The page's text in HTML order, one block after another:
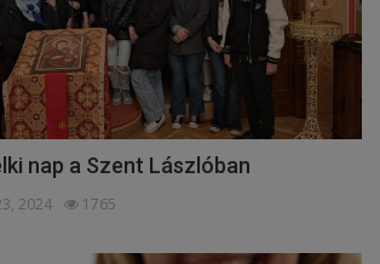
nap a Szent Lászlóban
2024 1765